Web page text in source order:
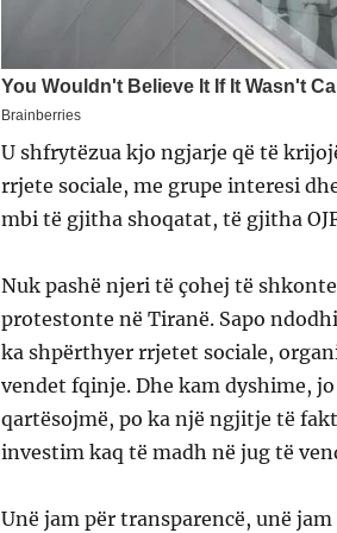
U shfrytëzua kjo ngjarje që të
rrjete sociale, me grupe interesi
mbi të gjitha shoqatat, të gjitha
Nuk pashë njeri të çohej të
protestonte në Tiranë. Sapo
ka shpërthyer rrjetet sociale,
vendet fqinje. Dhe kam dyshime,
qartësojmë, po ka një ngjitje të
investim kaq të madh në jug të
Unë jam për transparencë, unë